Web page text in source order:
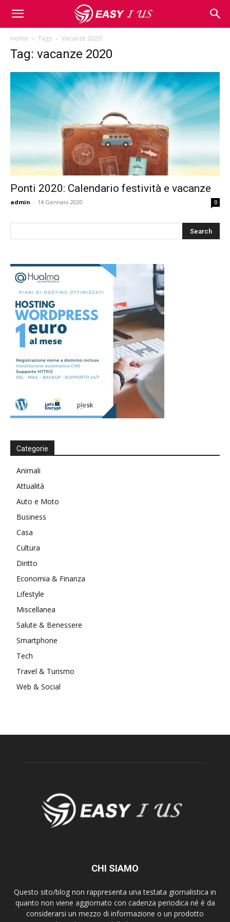
Home Tags Vacanze 2020
Tag: vacanze 2020
Ponti 2020: Calendario festività e vacanze
admin - 14 Gennaio 2020 0
Categorie
Animali
Attualità
Auto e Moto
Business
Casa
Cultura
Diritto
Economia & Finanza
Lifestyle
Miscellanea
Salute & Benessere
Smartphone
Tech
Travel & Turismo
Web & Social
CHI SIAMO
Questo sito/blog non rappresenta una testata giornalistica in
quanto non viene aggiornato con cadenza periodica né è da
considerarsi un mezzo di informazione o un prodotto